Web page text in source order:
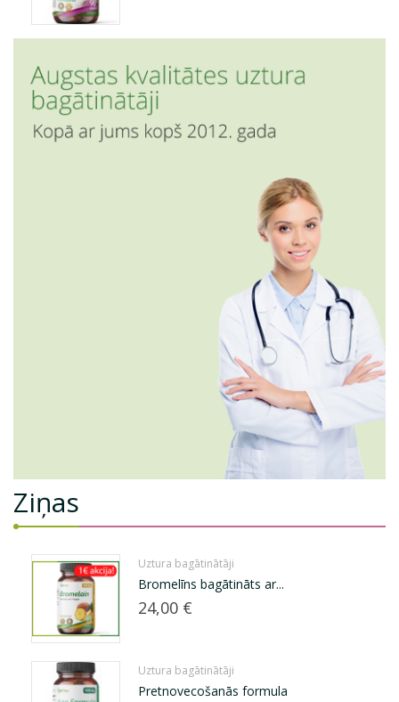
Ziņas
Uztura bagātinātāji
Bromelīns bagātināts ar...
Cena
24,00 €
Uztura bagātinātāji
Pretnovecošanās formula